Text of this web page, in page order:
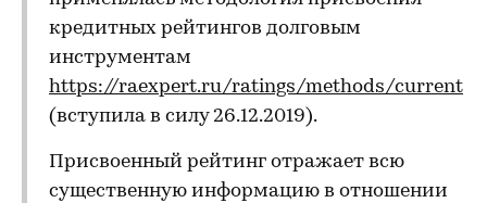
кредитных рейтингов долговым
инструментам
https://raexpert.ru/ratings/methods/current
(вступила в силу 26.12.2019).
Присвоенный рейтинг отражает всю
существенную информацию в отношении